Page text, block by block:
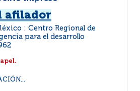
afilador
: Centro Regional de
para el desarrollo